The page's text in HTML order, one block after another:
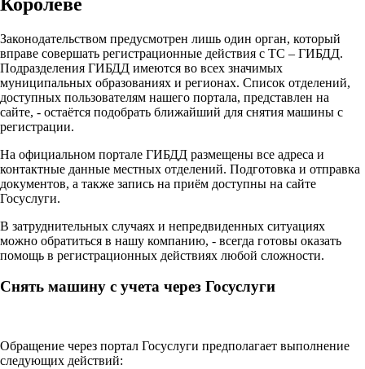
Законодательством предусмотрен лишь один орган, который
вправе совершать регистрационные действия с ТС – ГИБДД.
Подразделения ГИБДД имеются во всех значимых
муниципальных образованиях и регионах. Список отделений,
доступных пользователям нашего портала, представлен на
сайте, - остаётся подобрать ближайший для снятия машины с
регистрации.
На официальном портале ГИБДД размещены все адреса и
контактные данные местных отделений. Подготовка и отправка
документов, а также запись на приём доступны на сайте
Госуслуги.
В затруднительных случаях и непредвиденных ситуациях
можно обратиться в нашу компанию, - всегда готовы оказать
помощь в регистрационных действиях любой сложности.
Снять машину с учета через Госуслуги
Обращение через портал Госуслуги предполагает выполнение
следующих действий: